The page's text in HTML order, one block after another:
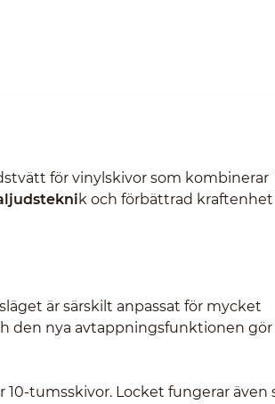
för vinylskivor som kombinerar
k och förbättrad kraftenhet
är särskilt anpassat för mycket
den nya avtappningsfunktionen
10-tumsskivor. Locket fungerar även